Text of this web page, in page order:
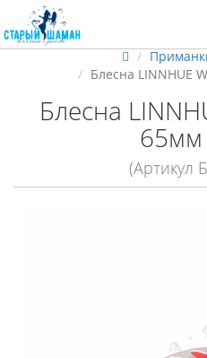
Блесна LINNHUE
Блесна
65мм
(Артикул